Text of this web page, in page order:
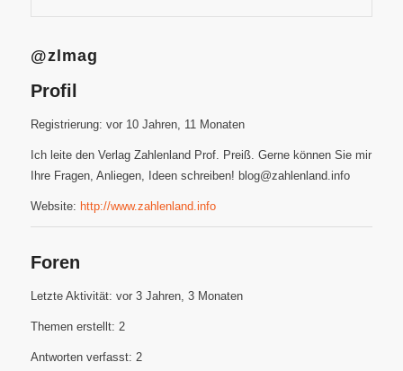
@zlmag
Profil
Registrierung: vor 10 Jahren, 11 Monaten
Ich leite den Verlag Zahlenland Prof. Preiß. Gerne können Sie mir
Ihre Fragen, Anliegen, Ideen schreiben! blog@zahlenland.info
Website: http://www.zahlenland.info
Foren
Letzte Aktivität: vor 3 Jahren, 3 Monaten
Themen erstellt: 2
Antworten verfasst: 2